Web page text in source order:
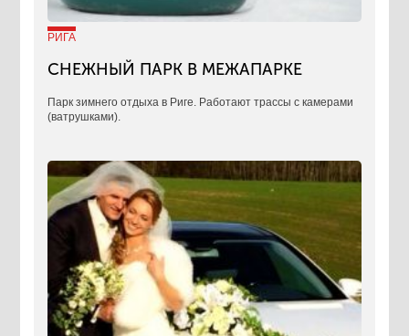
РИГА
СНЕЖНЫЙ ПАРК В МЕЖАПАРКЕ
Парк зимнего отдыха в Риге. Работают трассы с камерами
(ватрушками).